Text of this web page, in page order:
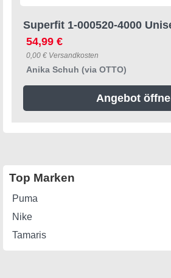
54,99 €
0,00 € Versandkosten
Anika Schuh (via OTTO)
Angebot
Top Marken
Puma
Nike
Tamaris